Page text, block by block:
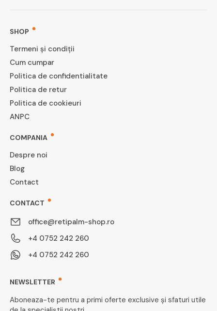
SHOP
Termeni și condiții
Cum cumpar
Politica de confidentialitate
Politica de retur
Politica de cookieuri
ANPC
COMPANIA
Despre noi
Blog
Contact
CONTACT
office@retipalm-shop.ro
+4 0752 242 260
+4 0752 242 260
NEWSLETTER
Aboneaza-te pentru a primi oferte exclusive și sfaturi utile